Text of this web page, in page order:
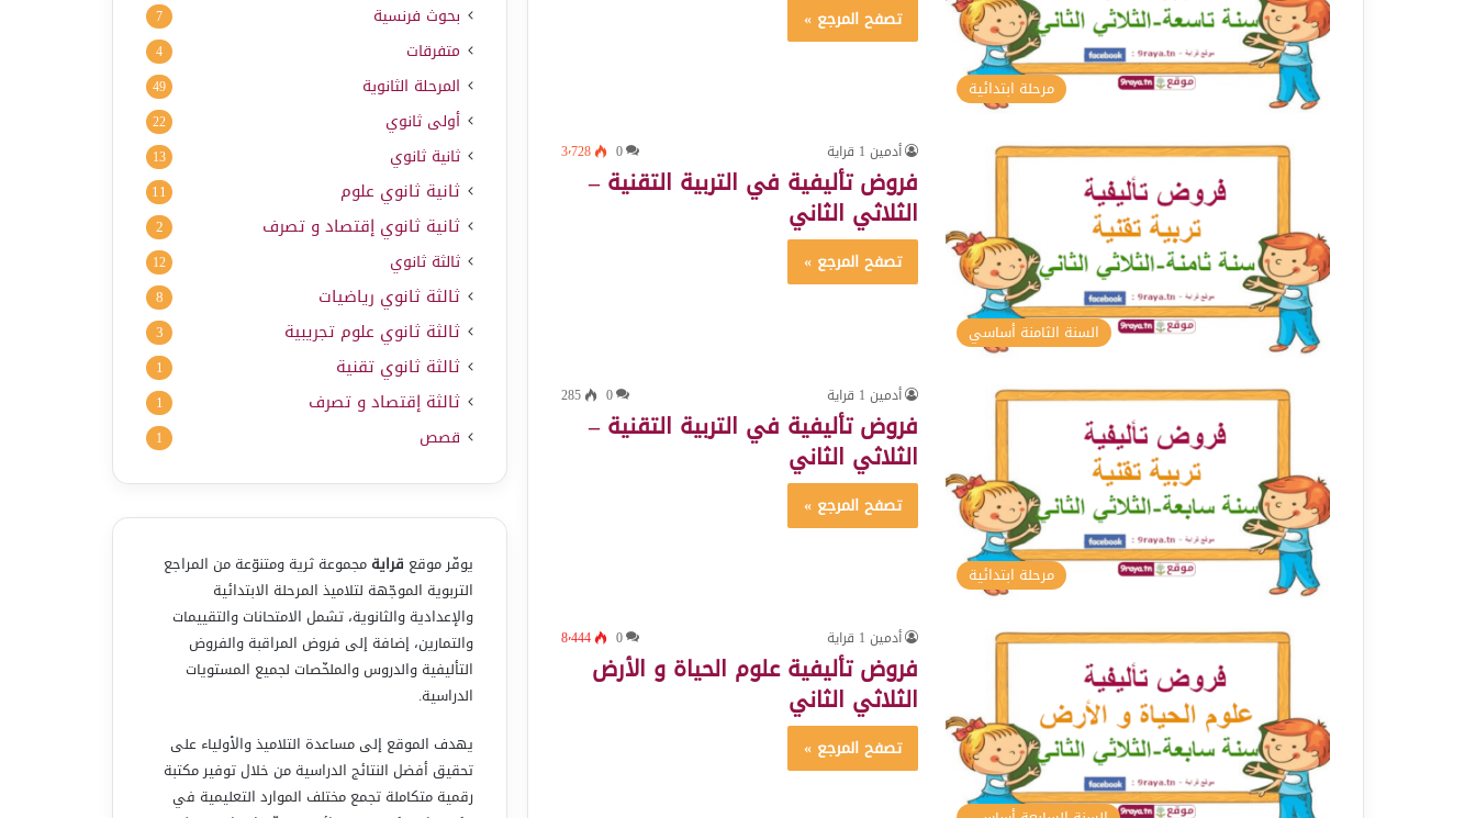
مرحلة ابتدائية
تصفح المرجع »
السنة الثامنة أساسي
أدمين 1 قراية 0 3٬728
فروض تأليفية في التربية التقنية –
الثلاثي الثاني
تصفح المرجع »
مرحلة ابتدائية
أدمين 1 قراية 0
285
فروض تأليفية في التربية التقنية –
الثلاثي الثاني
تصفح المرجع »
أدمين 1 قراية 0 8٬444
فروض تأليفية علوم الحياة و الأرض
الثلاثي الثاني
تصفح المرجع »
بحوث فرنسية 7
متفرقات 4
المرحلة الثانوية 49
أولى ثانوي 22
ثانية ثانوي 13
ثانية ثانوي علوم 11
ثانية ثانوي إقتصاد و تصرف 2
ثالثة ثانوي 12
ثالثة ثانوي رياضيات 8
ثالثة ثانوي علوم تجريبية 3
ثالثة ثانوي تقنية 1
ثالثة إقتصاد و تصرف 1
قصص 1
يوفّر موقع قرايةمجموعة ثرية ومتنوّعة من المراجع
التربوية الموجّهة لتلاميذ المرحلة الابتدائية
والإعدادية والثانوية، تشمل الامتحانات والتقييمات
والتمارين، إضافة إلى فروض المراقبة والفروض
التأليفية والدروس والملخّصات لجميع المستويات
الدراسية.
يهدف الموقع إلى مساعدة التلاميذ والأولياء على
تحقيق أفضل النتائج الدراسية من خلال توفير مكتبة
رقمية متكاملة تجمع مختلف الموارد التعليمية في